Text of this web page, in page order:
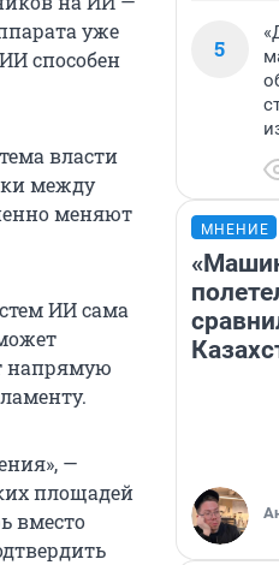
уже
способен
власти
между
меняют
ИИ сама
напрямую
—
площадей
вместо
5
МНЕНИЕ